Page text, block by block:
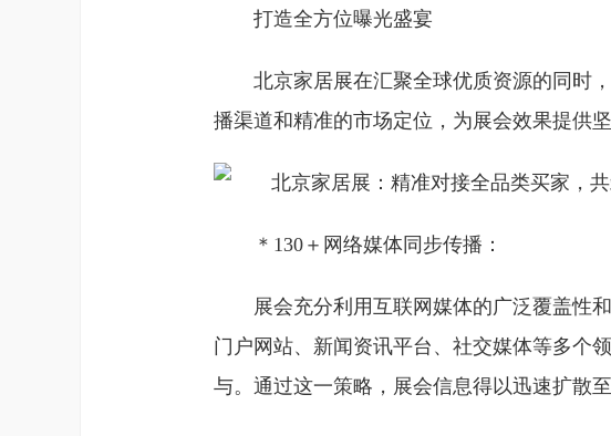
打造全方位曝光盛宴
北京家居展在汇聚全球优质资源的同时
播渠道和精准的市场定位，为展会效果提供坚
＊130＋网络媒体同步传播：
展会充分利用互联网媒体的广泛覆盖性
门户网站、新闻资讯平台、社交媒体等多个
与。通过这一策略，展会信息得以迅速扩散